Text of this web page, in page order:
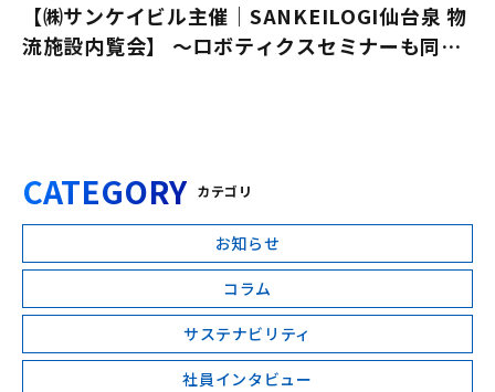
【㈱サンケイビル主催｜SANKEILOGI仙台泉 物
流施設内覧会】 ～ロボティクスセミナーも同時
CATEGORY カテゴリ
お知らせ
コラム
サステナビリティ
社員インタビュー